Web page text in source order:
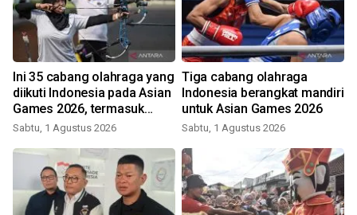
Ini 35 cabang olahraga yang
diikuti Indonesia pada Asian
Games 2026, termasuk
padel dan MMA!
Sabtu, 1 Agustus 2026
Tiga cabang olahraga
Indonesia berangkat mandiri
untuk Asian Games 2026
Sabtu, 1 Agustus 2026